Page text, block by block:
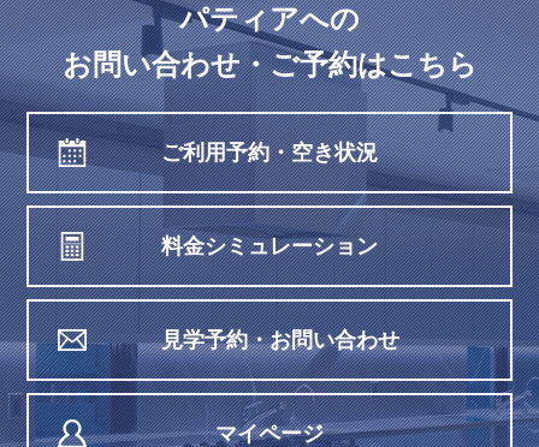
パティアへの
お問い合わせ・ご予約はこちら
ご利用予約・空き状況
料金シミュレーション
見学予約・お問い合わせ
マイページ